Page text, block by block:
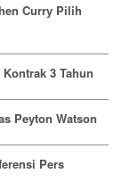
Curry Pilih
3 Tahun
Peyton Watson
Pers